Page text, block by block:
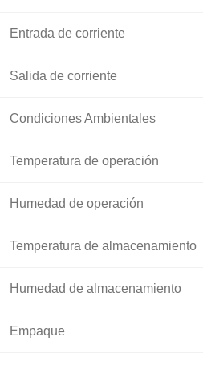
Entrada de corriente
Salida de corriente
Condiciones Ambientales
Temperatura de operación
Humedad de operación
Temperatura de almacenamiento
Humedad de almacenamiento
Empaque